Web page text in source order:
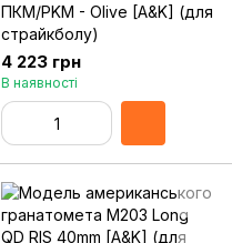
ПКМ/PKM - Olive [A&K] (для
страйкболу)
4 223 грн
В наявності